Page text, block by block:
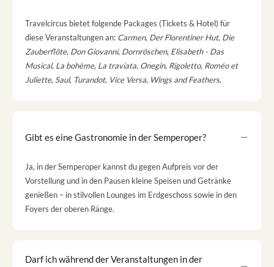
Travelcircus bietet folgende Packages (Tickets & Hotel) für
diese Veranstaltungen an: Carmen, Der Florentiner Hut, Die
Zauberflöte, Don Giovanni, Dornröschen, Elisabeth - Das
Musical, La bohème, La traviata, Onegin, Rigoletto, Roméo et
Juliette, Saul, Turandot, Vice Versa, Wings and Feathers.
Gibt es eine Gastronomie in der Semperoper?
Ja, in der Semperoper kannst du gegen Aufpreis vor der
Vorstellung und in den Pausen kleine Speisen und Getränke
genießen – in stilvollen Lounges im Erdgeschoss sowie in den
Foyers der oberen Ränge.
Darf ich während der Veranstaltungen in der